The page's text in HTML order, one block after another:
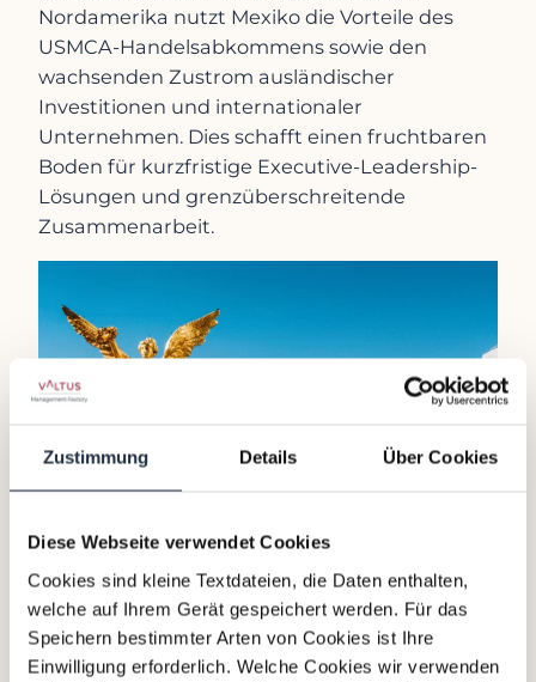
Zustimmung Details Über Cookies
Diese Webseite verwendet Cookies
Cookies sind kleine Textdateien, die Daten enthalten,
welche auf Ihrem Gerät gespeichert werden. Für das
Speichern bestimmter Arten von Cookies ist Ihre
Einwilligung erforderlich. Welche Cookies wir verwenden
Nordamerika nutzt Mexiko die Vorteile des
USMCA-Handelsabkommens sowie den
wachsenden Zustrom ausländischer
Investitionen und internationaler
Unternehmen. Dies schafft einen fruchtbaren
Boden für kurzfristige Executive-Leadership-
Lösungen und grenzüberschreitende
Zusammenarbeit.